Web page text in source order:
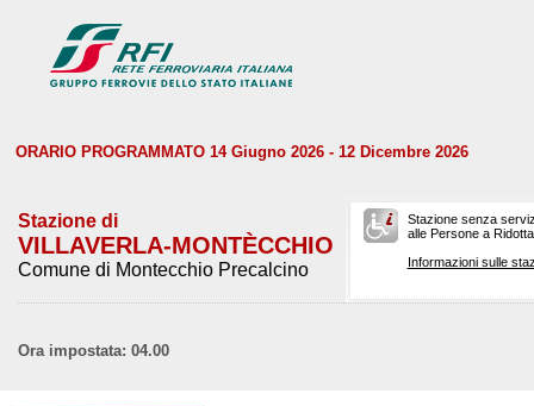
ORARIO PROGRAMMATO 14 Giugno 2026 - 12 Dicembre 2026
Stazione di
VILLAVERLA-MONTÈCCHIO
Comune di Montecchio Precalcino
Stazione senza
alle Persone a
Informazioni sulle
Ora impostata: 04.00